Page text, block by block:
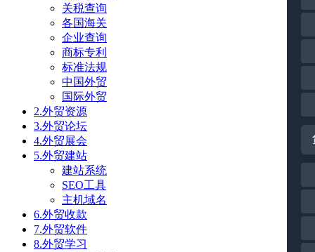
关税查询
各国海关
企业查询
商标专利
标准法规
中国外贸
国际外贸
2.外贸资源
3.外贸论坛
4.外贸展会
5.外贸建站
建站系统
SEO工具
主机域名
6.外贸收款
7.外贸软件
8.外贸学习